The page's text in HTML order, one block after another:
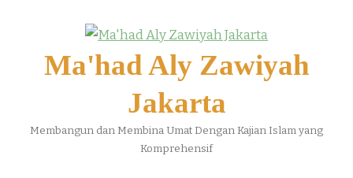
Ma'had Aly Zawiyah
Jakarta
Membangun dan Membina Umat Dengan Kajian Islam yang
Komprehensif